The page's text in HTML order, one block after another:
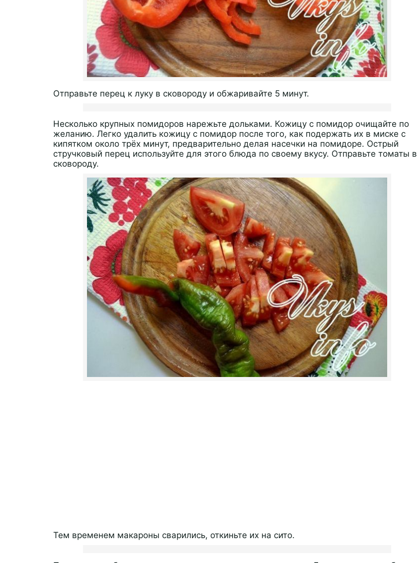
Отправьте перец к луку в сковороду и обжаривайте 5 минут.
Несколько крупных помидоров нарежьте дольками. Кожицу с помидор очищайте по
желанию. Легко удалить кожицу с помидор после того, как подержать их в миске с
кипятком около трёх минут, предварительно делая насечки на помидоре. Острый
стручковый перец используйте для этого блюда по своему вкусу. Отправьте томаты в
сковороду.
Тем временем макароны сварились, откиньте их на сито.